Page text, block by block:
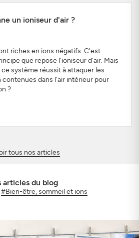
un ioniseur d'air ?
riches en ions négatifs. C'est
que repose l'ioniseur d'air. Mais
système réussit à attaquer les
dans l'air intérieur pour
?
tous nos articles
articles du blog
#Bien-être, sommeil et ions